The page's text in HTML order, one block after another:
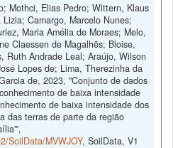
Mothci, Elias Pedro; Wittern, Klaus
Camargo, Marcelo Nunes;
Maria Amélia de Moraes; Melo,
Claessen de Magalhẽs; Bloise,
Ruth Andrade Leal; Araújo, Wilson
Lopes de; Lima, Therezinha da
de, 2023, "Conjunto de dados
de baixa intensidade
de baixa intensidade dos
das terras de parte da região
SoilData/MVWJOY, SoilData, V1